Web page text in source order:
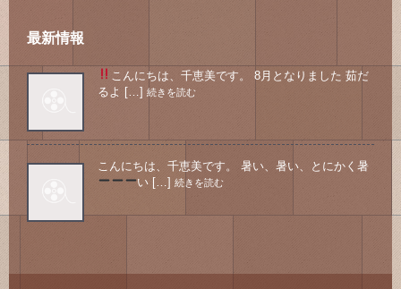
最新情報
こんにちは、千恵美です。 8月となりました 茹だ
るよ […] 続きを読む
こんにちは、千恵美です。 暑い、暑い、とにかく暑
い […] 続きを読む